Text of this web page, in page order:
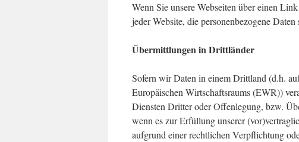
Wenn Sie unsere Webseiten über einen
jeder Website, die personenbezogene
Übermittlungen in Drittländer
Sofern wir Daten in einem Drittland (d.h.
Europäischen Wirtschaftsraums (EWR))
Diensten Dritter oder Offenlegung, bzw.
wenn es zur Erfüllung unserer
aufgrund einer rechtlichen Verpflichtung